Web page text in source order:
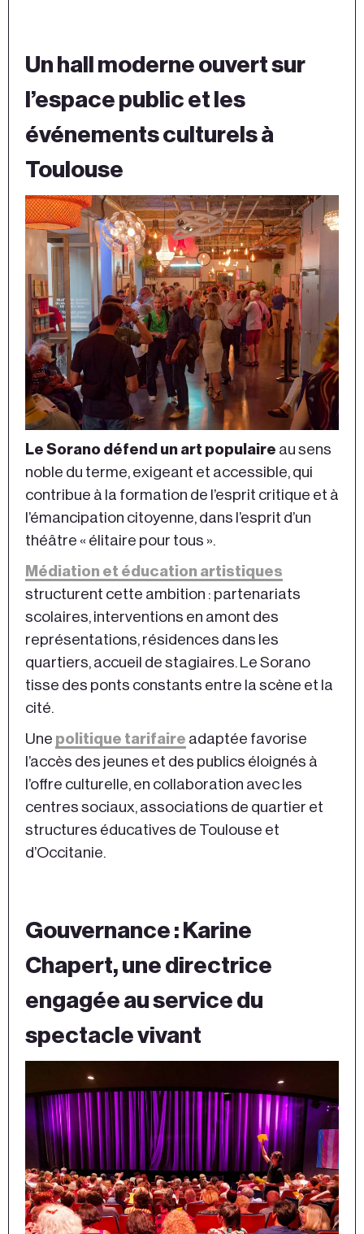
Un hall moderne ouvert sur
l’espace public et les
événements culturels à
Toulouse
Le Sorano défend un art populaire au sens
noble du terme, exigeant et accessible, qui
contribue à la formation de l’esprit critique et à
l’émancipation citoyenne, dans l’esprit d’un
théâtre « élitaire pour tous ».
Médiation et éducation artistiques
structurent cette ambition : partenariats
scolaires, interventions en amont des
représentations, résidences dans les
quartiers, accueil de stagiaires. Le Sorano
tisse des ponts constants entre la scène et la
cité.
Une politique tarifaire adaptée favorise
l’accès des jeunes et des publics éloignés à
l’offre culturelle, en collaboration avec les
centres sociaux, associations de quartier et
structures éducatives de Toulouse et
d’Occitanie.
Gouvernance : Karine
Chapert, une directrice
engagée au service du
spectacle vivant